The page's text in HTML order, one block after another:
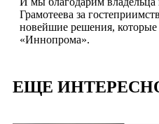
Грамотеева за
новейшие решения, которые
«Иннопрома».
ЕЩЕ